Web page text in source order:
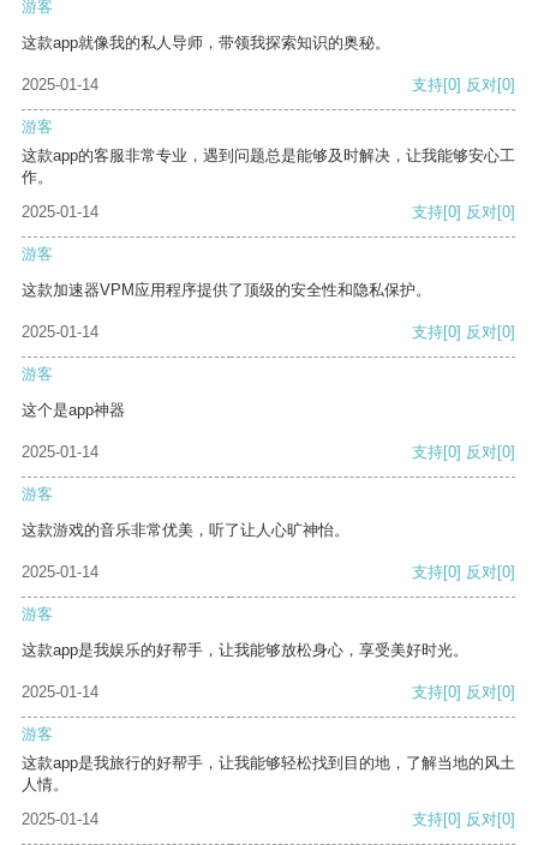
游客
这款app就像我的私人导师，带领我探索知识的奥秘。
2025-01-14 支持[0] 反对[0]
游客
这款app的客服非常专业，遇到问题总是能够及时解决，让我能够安心工
作。
2025-01-14
支持[0] 反对[0]
游客
这款加速器VPM应用程序提供了顶级的安全性和隐私保护。
2025-01-14 支持[0] 反对[0]
游客
这个是app神器
2025-01-14 支持[0] 反对[0]
游客
这款游戏的音乐非常优美，听了让人心旷神怡。
2025-01-14 支持[0] 反对[0]
游客
这款app是我娱乐的好帮手，让我能够放松身心，享受美好时光。
2025-01-14 支持[0] 反对[0]
游客
这款app是我旅行的好帮手，让我能够轻松找到目的地，了解当地的风土
人情。
2025-01-14
支持[0] 反对[0]